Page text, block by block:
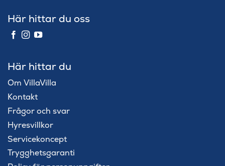
Här hittar du oss
Här hittar du
Om VillaVilla
Kontakt
Frågor och svar
Hyresvillkor
Servicekoncept
Trygghetsgaranti